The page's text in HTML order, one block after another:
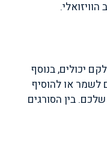
יכולים, בנוסף
לשמר או להוסיף
בין הסורגים